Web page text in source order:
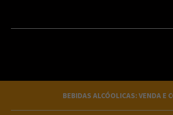
BEBIDAS ALCÓOLICAS: